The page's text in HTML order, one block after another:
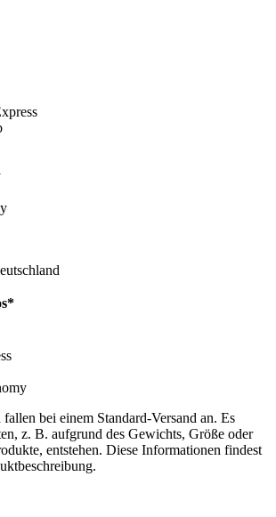
bei einem Standard-Versand an. Es
z. B. aufgrund des Gewichts, Größe oder
entstehen. Diese Informationen findest